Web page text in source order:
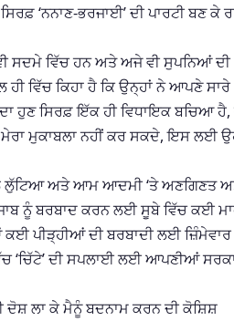
‘ਨਨਾਣ-ਭਰਜਾਈ’ ਦੀ ਪਾਰਟੀ ਬਣ ਕੇ
ਸਦਮੇ ਵਿੱਚ ਹਨ ਅਤੇ ਅਜੇ ਵੀ ਸੁਪਨਿਆਂ ਦੀ
ਵਿੱਚ ਕਿਹਾ ਹੈ ਕਿ ਉਨ੍ਹਾਂ ਨੇ ਆਪਣੇ ਸਾਰੇ
ਹੁਣ ਸਿਰਫ਼ ਇੱਕ ਹੀ ਵਿਧਾਇਕ ਬਚਿਆ ਹੈ,
ਮੇਰਾ ਮੁਕਾਬਲਾ ਨਹੀਂ ਕਰ ਸਕਦੇ, ਇਸ ਲਈ
ਲੁੱਟਿਆ ਅਤੇ ਆਮ ਆਦਮੀ ‘ਤੇ ਅਣਗਿਣਤ
ਨੂੰ ਬਰਬਾਦ ਕਰਨ ਲਈ ਸੂਬੇ ਵਿੱਚ ਕਈ
ਪੀੜ੍ਹੀਆਂ ਦੀ ਬਰਬਾਦੀ ਲਈ ਜ਼ਿੰਮੇਵਾਰ
‘ਚਿੱਟੇ’ ਦੀ ਸਪਲਾਈ ਲਈ ਆਪਣੀਆਂ
ਦੋਸ਼ ਲਾ ਕੇ ਮੈਨੂੰ ਬਦਨਾਮ ਕਰਨ ਦੀ ਕੋਸ਼ਿਸ਼